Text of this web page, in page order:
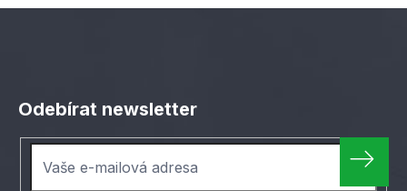
Odebírat newsletter